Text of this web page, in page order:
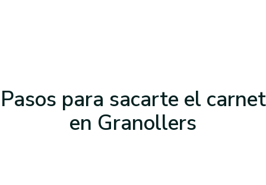
Pasos para sacarte el carnet
en Granollers